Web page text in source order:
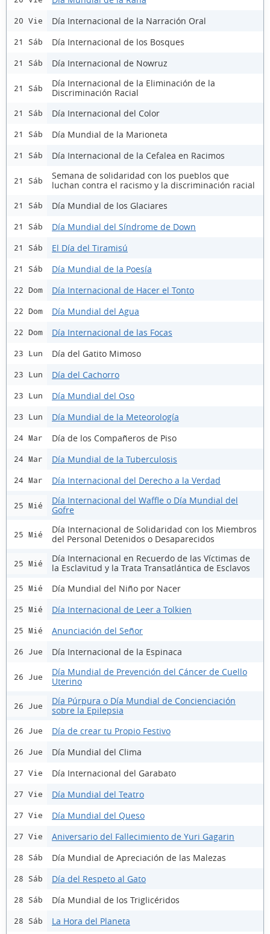
20 Vie Día Internacional de la Narración Oral
21 Sáb Día Internacional de los Bosques
21 Sáb Día Internacional de Nowruz
21 Sáb
Día Internacional de la Eliminación de la
Discriminación Racial
21 Sáb Día Internacional del Color
21 Sáb Día Mundial de la Marioneta
21 Sáb Día Internacional de la Cefalea en Racimos
21 Sáb
Semana de solidaridad con los pueblos que
luchan contra el racismo y la discriminación racial
21 Sáb Día Mundial de los Glaciares
21 Sáb Día Mundial del Síndrome de Down
21 Sáb El Día del Tiramisú
21 Sáb Día Mundial de la Poesía
22 Dom Día Internacional de Hacer el Tonto
22 Dom Día Mundial del Agua
22 Dom Día Internacional de las Focas
23 Lun Día del Gatito Mimoso
23 Lun Día del Cachorro
23 Lun Día Mundial del Oso
23 Lun Día Mundial de la Meteorología
24 Mar Día de los Compañeros de Piso
24 Mar Día Mundial de la Tuberculosis
24 Mar Día Internacional del Derecho a la Verdad
25 Mié
Día Internacional del Waffle o Día Mundial del
Gofre
25 Mié
Día Internacional de Solidaridad con los Miembros
del Personal Detenidos o Desaparecidos
25 Mié
Día Internacional en Recuerdo de las Víctimas de
la Esclavitud y la Trata Transatlántica de Esclavos
25 Mié Día Mundial del Niño por Nacer
25 Mié Día Internacional de Leer a Tolkien
25 Mié Anunciación del Señor
26 Jue Día Internacional de la Espinaca
26 Jue
Día Mundial de Prevención del Cáncer de Cuello
Uterino
26 Jue
Día Púrpura o Día Mundial de Concienciación
sobre la Epilepsia
26 Jue Día de crear tu Propio Festivo
26 Jue Día Mundial del Clima
27 Vie Día Internacional del Garabato
27 Vie Día Mundial del Teatro
27 Vie Día Mundial del Queso
27 Vie Aniversario del Fallecimiento de Yuri Gagarin
28 Sáb Día Mundial de Apreciación de las Malezas
28 Sáb Día del Respeto al Gato
28 Sáb Día Mundial de los Triglicéridos
28 Sáb La Hora del Planeta